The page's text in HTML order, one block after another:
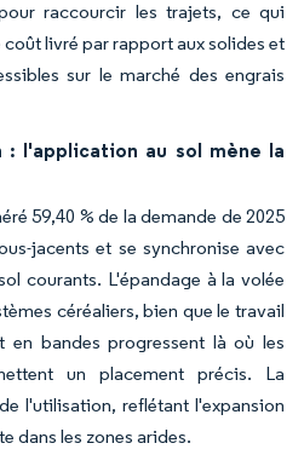
raccourcir les trajets, ce qui
livré par rapport aux solides et
sur le marché des engrais
: l'application au sol mène la
59,40 % de la demande de 2025
jacents et se synchronise avec
courants. L'épandage à la volée
céréaliers, bien que le travail
en bandes progressent là où les
un placement précis. La
l'utilisation, reflétant l'expansion
dans les zones arides.